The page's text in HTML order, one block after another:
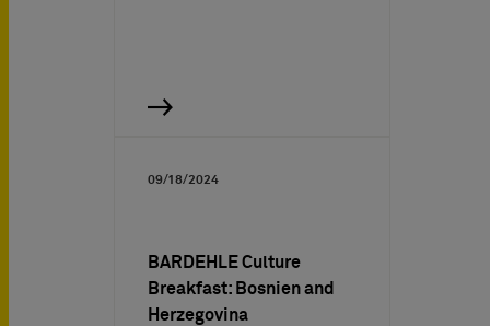
09/18/2024
BARDEHLE Culture
Breakfast: Bosnien and
Herzegovina